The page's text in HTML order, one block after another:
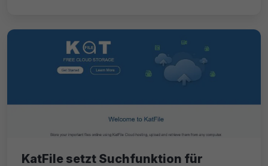
KatFile setzt Suchfunktion für